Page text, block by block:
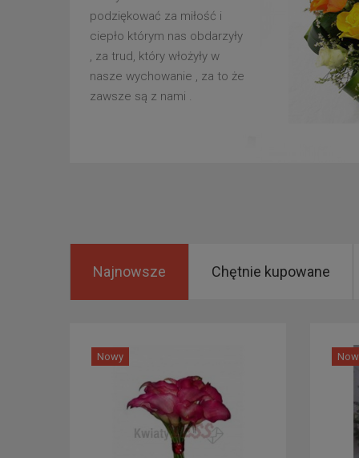
podziękować za miłość i
ciepło którym nas obdarzyły
, za trud, który włożyły w
nasze wychowanie , za to że
zawsze są z nami .
Najnowsze Chętnie kupowane
Nowy